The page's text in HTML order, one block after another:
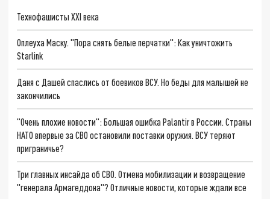
Технофашисты XXI века
Оплеуха Маску. "Пора снять белые перчатки": Как уничтожить
Starlink
Даня с Дашей спаслись от боевиков ВСУ. Но беды для малышей не
закончились
"Очень плохие новости": Большая ошибка Palantir в России. Страны
НАТО впервые за СВО остановили поставки оружия. ВСУ теряют
приграничье?
Три главных инсайда об СВО. Отмена мобилизации и возвращение
"генерала Армагеддона"? Отличные новости, которые ждали все